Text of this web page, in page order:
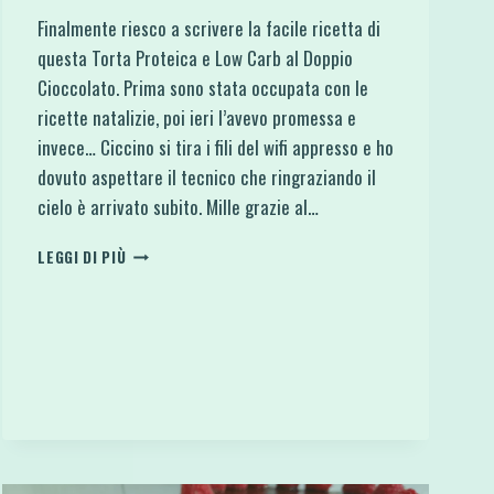
Finalmente riesco a scrivere la facile ricetta di
questa Torta Proteica e Low Carb al Doppio
Cioccolato. Prima sono stata occupata con le
ricette natalizie, poi ieri l’avevo promessa e
invece… Ciccino si tira i fili del wifi appresso e ho
dovuto aspettare il tecnico che ringraziando il
cielo è arrivato subito. Mille grazie al…
LEGGI DI PIÙTORTA